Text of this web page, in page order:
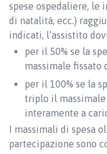
spese ospedaliere, le
di natalità, ecc.)
indicati, l’assistito
per il 50% se la
massimale fissato
per il 100% se la
triplo il massimale
interamente a
I massimali di spesa
partecipazione sono